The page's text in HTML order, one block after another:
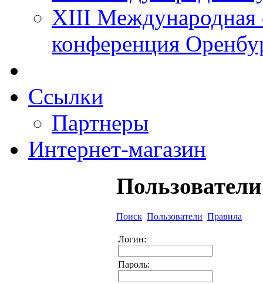
XIII Международная
конференция
Ссылки
Партнеры
Интернет-магазин
Пользователи
Поиск Пользователи Правила
Логин:
Пароль: